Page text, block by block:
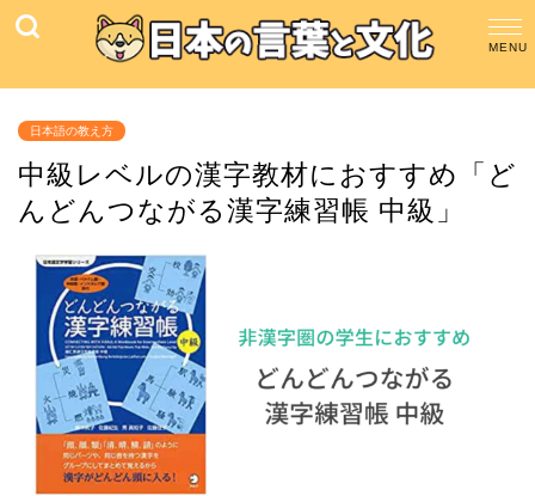
日本語の教え方
中級レベルの漢字教材におすすめ「ど
んどんつながる漢字練習帳 中級」